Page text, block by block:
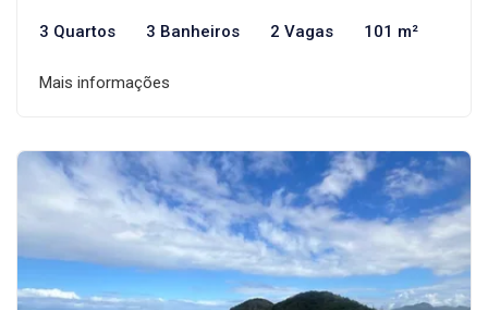
3 Quartos 3 Banheiros 2 Vagas 101 m²
Mais informações